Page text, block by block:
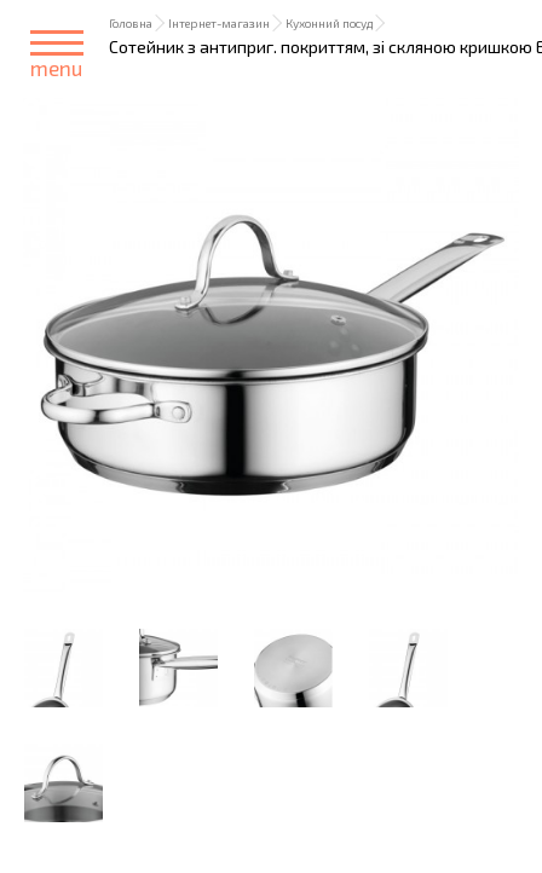
menu
Головна Інтернет-магазин Кухонний посуд
Сотейник з антиприг. покриттям, зі скляною кришкою